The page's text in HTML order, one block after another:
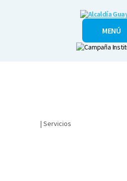
Alcaldía
GuayaquilMENÚ
| Servicios